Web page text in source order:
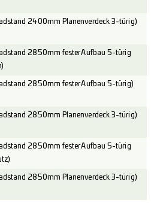
2400mm Planenverdeck 3-türig)
2850mm fester Aufbau 5-türig
2850mm fester Aufbau 5-türig)
2850mm Planenverdeck 3-türig)
2850mm fester Aufbau 5-türig
2850mm Planenverdeck 3-türig)